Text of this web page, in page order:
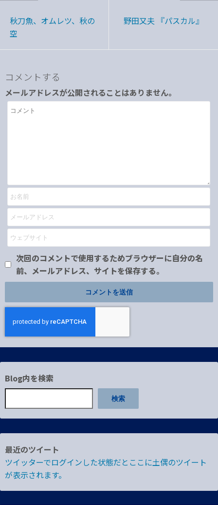
秋刀魚、オムレツ、秋の
空
野田又夫 『パスカル』
コメントする
メールアドレスが公開されることはありません。
次回のコメントで使用するためブラウザーに自分の名
前、メールアドレス、サイトを保存する。
Blog内を検索
検索
最近のツイート
ツイッターでログインした状態だとここに土偶のツイート
が表示されます。